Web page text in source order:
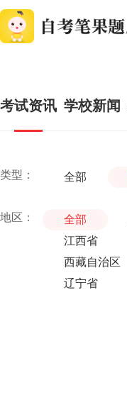
考试资讯 学校新闻
类型： 全部
地区： 全部
江西省
西藏自治区
辽宁省